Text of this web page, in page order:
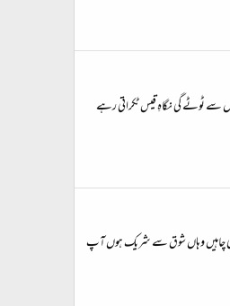
سے ٹوٹے گی نگاہِ قیس ٹکراتی رہے
بھی چاہیں وہاں شوق سے شریک ہوں آپ